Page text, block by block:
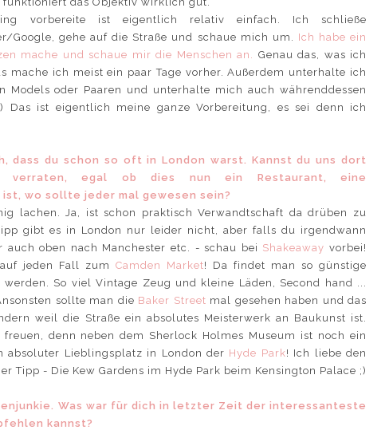
vorbereite ist eigentlich relativ einfach. Ich schließe
Google, gehe auf die Straße und schaue mich um. Ich habe ein
mache und schaue mir die Menschen an. Genau das, was ich
mache ich meist ein paar Tage vorher. Außerdem unterhalte ich
oder Paaren und unterhalte mich auch währenddessen
Das ist eigentlich meine ganze Vorbereitung, es sei denn ich
dass du schon so oft in London warst. Kannst du uns dort
verraten, egal ob dies nun ein Restaurant, eine
wo sollte jeder mal gewesen sein?
lachen. Ja, ist schon praktisch Verwandtschaft da drüben zu
gibt es in London nur leider nicht, aber falls du irgendwann
oben nach Manchester etc. - schau bei Shakeawayvorbei!
jeden Fall zum Camden Market! Da findet man so günstige
So viel Vintage Zeug und kleine Läden, Second hand ...
sollte man die Baker Street mal gesehen haben und das
weil die Straße ein absolutes Meisterwerk an Baukunst ist.
denn neben dem Sherlock Holmes Museum ist noch ein
absoluter Lieblingsplatz in London der Hyde Park! Ich liebe den
Tipp - Die Kew Gardens im Hyde Park beim Kensington Palace ;)
Was war für dich in letzter Zeit der interessanteste
kannst?